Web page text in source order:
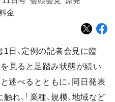
金
日、定例の記者会見に臨
を見ると足踏み状態が続い
述べるとともに、同日発表
れ、「業種、規模、地域など